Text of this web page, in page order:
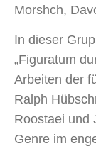
Morshch,
In dieser
„Figuratum
Arbeiten der
Ralph
Roostaei und
Genre im